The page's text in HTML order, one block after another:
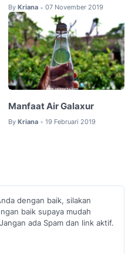
By Kriana • 07 November 2019
Manfaat Air Galaxur
By Kriana • 19 Februari 2019
dengan baik, silakan
baik supaya mudah
ada Spam dan link aktif.